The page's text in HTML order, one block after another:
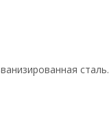
сталь.